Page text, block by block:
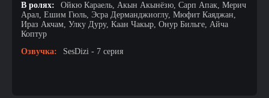
В ролях:
Ойкю Караель, Акын Акынёзю, Сарп Апак, Мерич
Арал, Ешим Гюль, Эсра Дерманджиоглу, Мюфит Каяджан,
Ираз Акчам, Улку Дуру, Каан Чакыр, Онур Бильге, Айча
Коптур
Озвучка:
SesDizi - 7 серия